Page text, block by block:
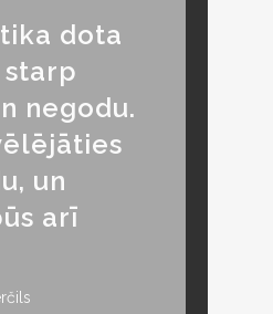
tika dota
negodu.
un
arī